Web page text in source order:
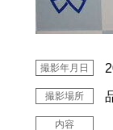
撮影年月日
撮影場所
内容